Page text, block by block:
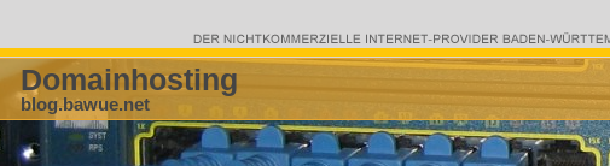
Domainhosting
blog.bawue.net